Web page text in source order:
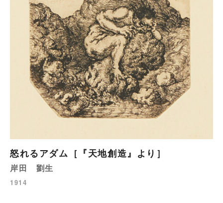
怒れるアダム［『天地創造』より］
岸田 劉生
1914